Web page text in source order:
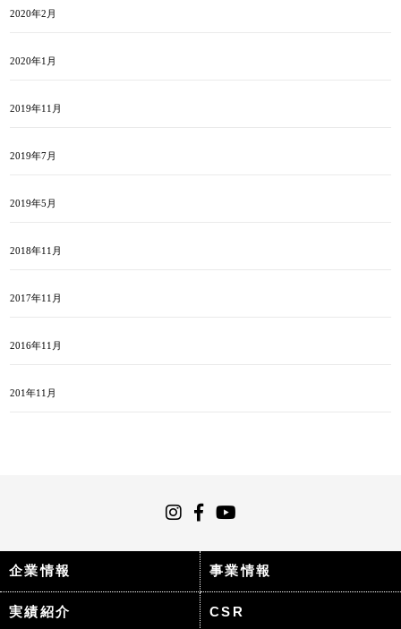
2020年2月
2020年1月
2019年11月
2019年7月
2019年5月
2018年11月
2017年11月
2016年11月
201年11月
企業情報 事業情報
実績紹介 CSR